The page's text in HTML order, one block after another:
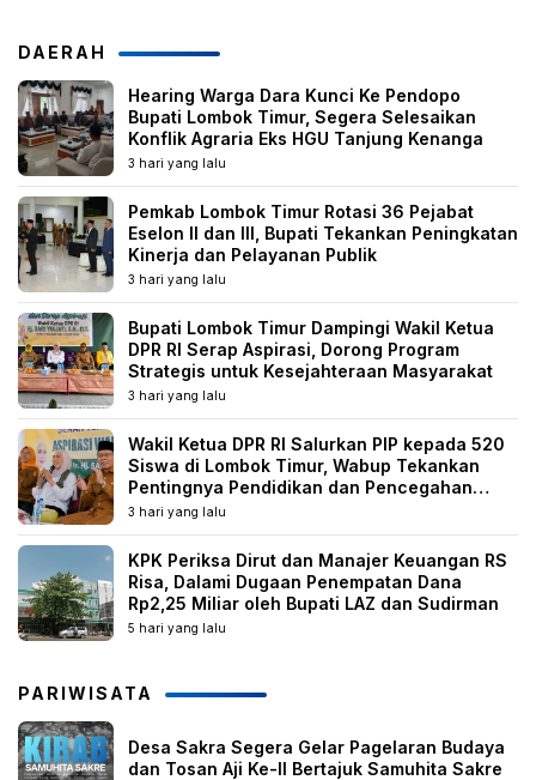
DAERAH
Hearing Warga Dara Kunci Ke Pendopo
Bupati Lombok Timur, Segera Selesaikan
Konflik Agraria Eks HGU Tanjung Kenanga
3 hari yang lalu
Pemkab Lombok Timur Rotasi 36 Pejabat
Eselon II dan III, Bupati Tekankan Peningkatan
Kinerja dan Pelayanan Publik
3 hari yang lalu
Bupati Lombok Timur Dampingi Wakil Ketua
DPR RI Serap Aspirasi, Dorong Program
Strategis untuk Kesejahteraan Masyarakat
3 hari yang lalu
Wakil Ketua DPR RI Salurkan PIP kepada 520
Siswa di Lombok Timur, Wabup Tekankan
Pentingnya Pendidikan dan Pencegahan
Perkawinan Anak
3 hari yang lalu
KPK Periksa Dirut dan Manajer Keuangan RS
Risa, Dalami Dugaan Penempatan Dana
Rp2,25 Miliar oleh Bupati LAZ dan Sudirman
5 hari yang lalu
PARIWISATA
Desa Sakra Segera Gelar Pagelaran Budaya
dan Tosan Aji Ke-II Bertajuk Samuhita Sakre